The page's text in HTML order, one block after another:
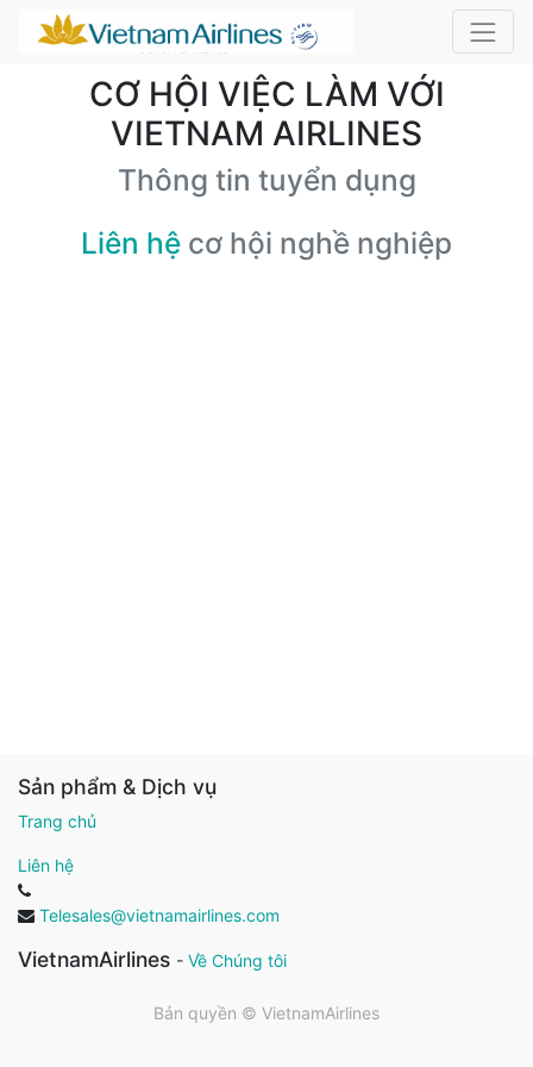
CƠ HỘI VIỆC LÀM VỚI
VIETNAM AIRLINES
Thông tin tuyển dụng
Liên hệ cơ hội nghề nghiệp
Sản phẩm & Dịch vụ
Trang chủ
Liên hệ
Telesales@vietnamairlines.com
VietnamAirlines - Về Chúng tôi
Bản quyền © VietnamAirlines